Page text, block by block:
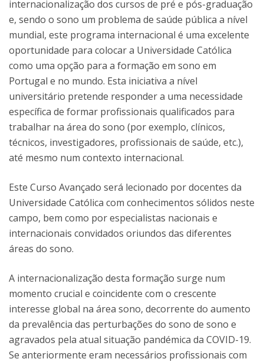
internacionalização dos cursos de pré e pós-graduação
e, sendo o sono um problema de saúde pública a nível
mundial, este programa internacional é uma excelente
oportunidade para colocar a Universidade Católica
como uma opção para a formação em sono em
Portugal e no mundo. Esta iniciativa a nível
universitário pretende responder a uma necessidade
específica de formar profissionais qualificados para
trabalhar na área do sono (por exemplo, clínicos,
técnicos, investigadores, profissionais de saúde, etc.),
até mesmo num contexto internacional.
Este Curso Avançado será lecionado por docentes da
Universidade Católica com conhecimentos sólidos neste
campo, bem como por especialistas nacionais e
internacionais convidados oriundos das diferentes
áreas do sono.
A internacionalização desta formação surge num
momento crucial e coincidente com o crescente
interesse global na área sono, decorrente do aumento
da prevalência das perturbações do sono de sono e
agravados pela atual situação pandémica da COVID-19.
Se anteriormente eram necessários profissionais com